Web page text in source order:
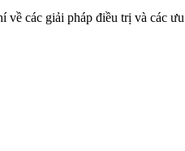
các giải pháp điều trị và các